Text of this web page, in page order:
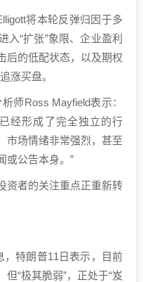
将本轮反弹归因于多
入“扩张”象限、企业盈利
后的低配状态，以及期权
涨买盘。
Ross Mayfield表示：
经形成了完全独立的行
市场情绪非常强烈，甚至
或公告本身。”
者的关注重点正重新转
特朗普11日表示，目前
“极其脆弱”，正处于“岌